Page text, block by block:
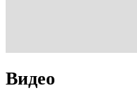
Видео